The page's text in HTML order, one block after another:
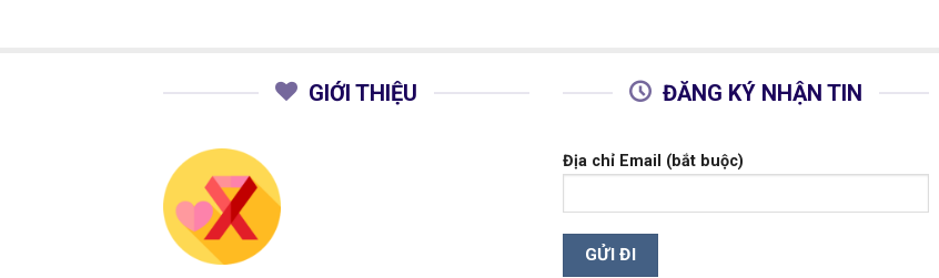
GIỚI THIỆU ĐĂNG KÝ NHẬN TIN
Địa chỉ Email (bắt buộc)